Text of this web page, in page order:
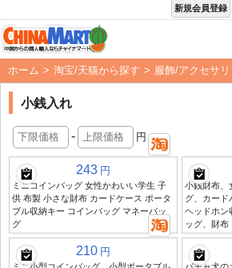
新規会員登録
ホーム > 淘宝/天猫から探す > 服飾/アクセサリ
小銭入れ
- 円
243 円
ミニコインバッグ 女性かわいい学生 子
供 布製 小さな財布 カードケース ポータ
ブル収納キー コインバッグ マネーバッ
グ
小銭財布、
グ、カード
ヘッドホン
ッグ、財布
210 円